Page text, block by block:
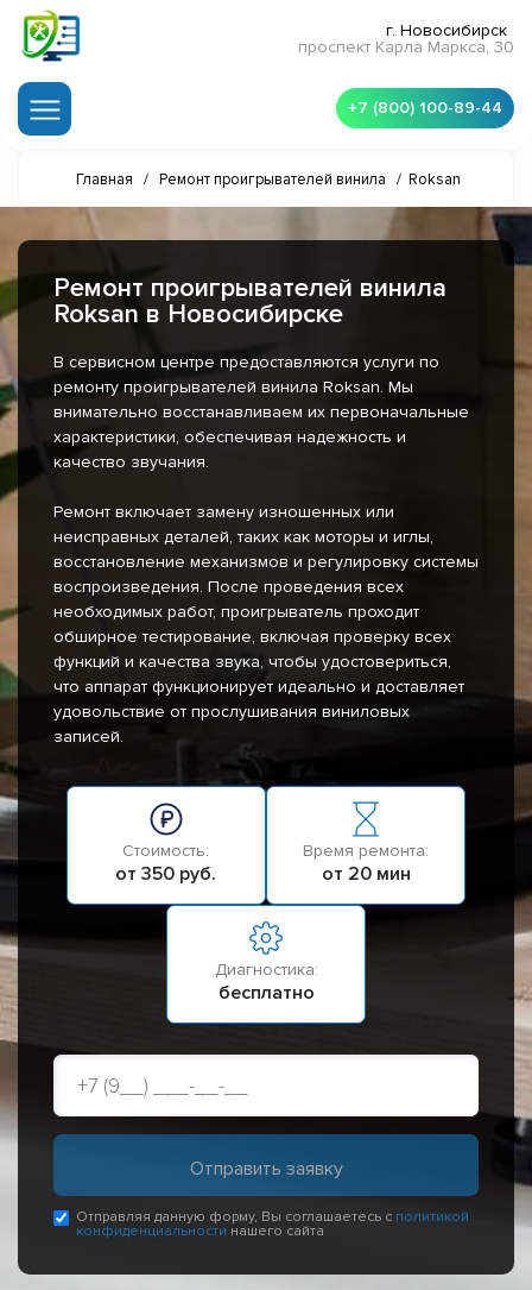
г. Новосибирск
проспект Карла Маркса, 30
+7 (800) 100-89-44
Главная / Ремонт проигрывателей винила / Roksan
Ремонт проигрывателей винила
Roksan в Новосибирске
В сервисном центре предоставляются услуги по
ремонту проигрывателей винила Roksan. Мы
внимательно восстанавливаем их первоначальные
характеристики, обеспечивая надежность и
качество звучания.
Ремонт включает замену изношенных или
неисправных деталей, таких как моторы и иглы,
восстановление механизмов и регулировку системы
воспроизведения. После проведения всех
необходимых работ, проигрыватель проходит
обширное тестирование, включая проверку всех
функций и качества звука, чтобы удостовериться,
что аппарат функционирует идеально и доставляет
удовольствие от прослушивания виниловых
записей.
Стоимость:
от 350 руб.
Время ремонта:
от 20 мин
Диагностика:
бесплатно
Отправляя данную форму, Вы соглашаетесь с политикой
конфиденциальности нашего сайта